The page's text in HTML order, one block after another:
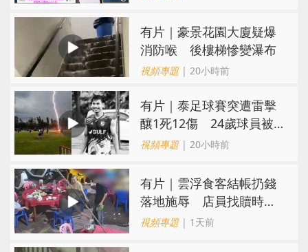
有片｜豪景花園大廈疑爆
消防喉 後樓梯慘變瀑布
視頻專題| 20小時前
有片｜泰足球賽突遭雷擊
釀1死12傷 24歲球員被
閃電劈中亡
視頻專題| 20小時前
​有片｜雲浮食客結帳扔錢
落地施辱 店員找贖時還
施彼身獲老闆肯定
視頻專題| 1天前